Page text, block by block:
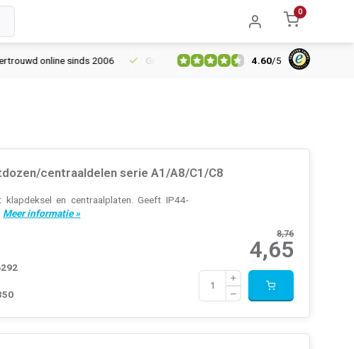
0
online sinds 2006 Gratis verzending vanaf € 150 5% extra
4.60/5
centraaldelen serie A1/A8/C1/C8
en centraalplaten. Geeft IP44-
Meer informatie »
8,76
4,65